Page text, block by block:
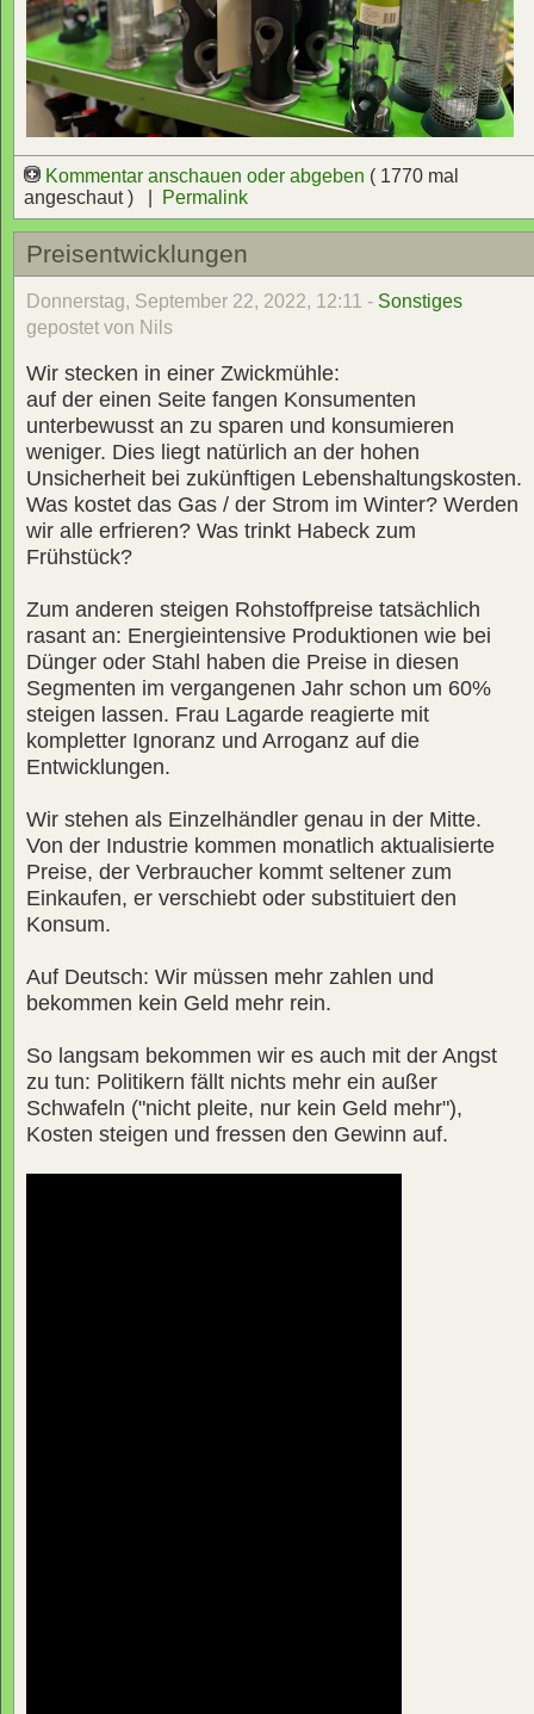
Kommentar anschauen oder abgeben ( 1770 mal
angeschaut ) |
Permalink
Preisentwicklungen
Donnerstag, September 22, 2022, 12:11 - Sonstiges
gepostet von Nils
Wir stecken in einer Zwickmühle:
auf der einen Seite fangen Konsumenten
unterbewusst an zu sparen und konsumieren
weniger. Dies liegt natürlich an der hohen
Unsicherheit bei zukünftigen Lebenshaltungskosten.
Was kostet das Gas / der Strom im Winter? Werden
wir alle erfrieren? Was trinkt Habeck zum
Frühstück?
Zum anderen steigen Rohstoffpreise tatsächlich
rasant an: Energieintensive Produktionen wie bei
Dünger oder Stahl haben die Preise in diesen
Segmenten im vergangenen Jahr schon um 60%
steigen lassen. Frau Lagarde reagierte mit
kompletter Ignoranz und Arroganz auf die
Entwicklungen.
Wir stehen als Einzelhändler genau in der Mitte.
Von der Industrie kommen monatlich aktualisierte
Preise, der Verbraucher kommt seltener zum
Einkaufen, er verschiebt oder substituiert den
Konsum.
Auf Deutsch: Wir müssen mehr zahlen und
bekommen kein Geld mehr rein.
So langsam bekommen wir es auch mit der Angst
zu tun: Politikern fällt nichts mehr ein außer
Schwafeln ("nicht pleite, nur kein Geld mehr"),
Kosten steigen und fressen den Gewinn auf.